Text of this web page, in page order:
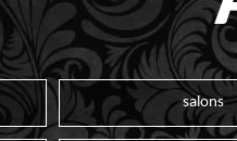
salons